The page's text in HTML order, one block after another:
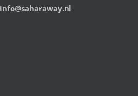
info@saharaway.nl